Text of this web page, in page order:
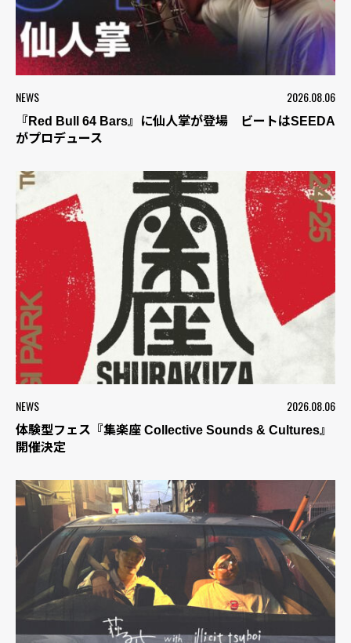
NEWS 2026.08.06
『Red Bull 64 Bars』に仙人掌が登場 ビートはSEEDA
がプロデュース
NEWS 2026.08.06
体験型フェス『集楽座 Collective Sounds & Cultures』
開催決定